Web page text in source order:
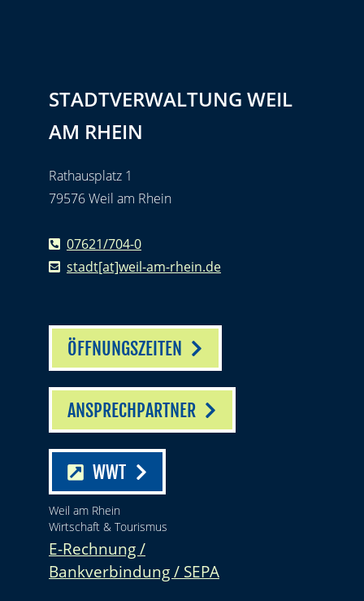
STADTVERWALTUNG WEIL
AM RHEIN
Rathausplatz 1
79576 Weil am Rhein
07621/704-0
stadt[at]weil-am-rhein.de
ÖFFNUNGSZEITEN
ANSPRECHPARTNER
WWT
Weil am Rhein
Wirtschaft & Tourismus
E-Rechnung /
Bankverbindung / SEPA